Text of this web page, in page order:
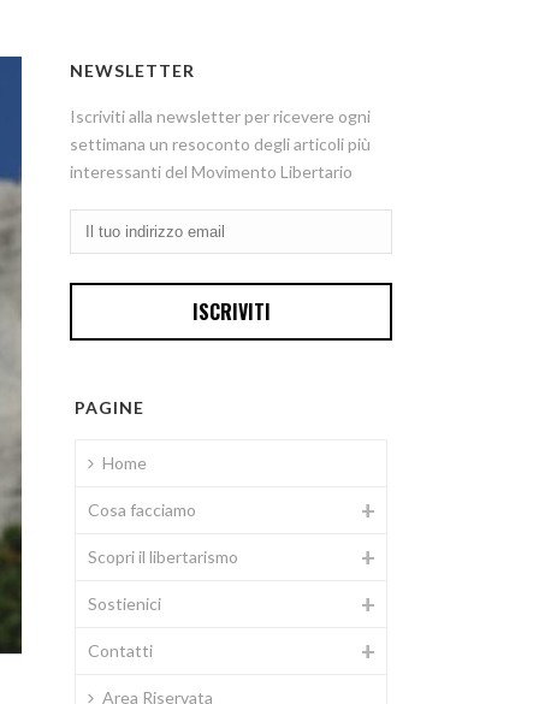
NEWSLETTER
Iscriviti alla newsletter per ricevere ogni
settimana un resoconto degli articoli più
interessanti del Movimento Libertario
PAGINE
Home
Cosa facciamo
Scopri il libertarismo
Sostienici
Contatti
Area Riservata